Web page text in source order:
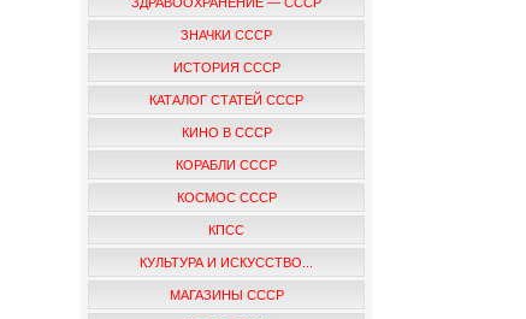
ЗНАЧКИ СССР
ИСТОРИЯ СССР
КАТАЛОГ СТАТЕЙ СССР
КИНО В СССР
КОРАБЛИ СССР
КОСМОС СССР
КПСС
КУЛЬТУРА И ИСКУССТВО...
МАГАЗИНЫ СССР